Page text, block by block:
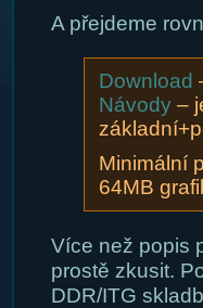
A přejdeme
Download
Návody–
Minimální
64MB
Více než popis
prostě zkusit.
DDR/ITG